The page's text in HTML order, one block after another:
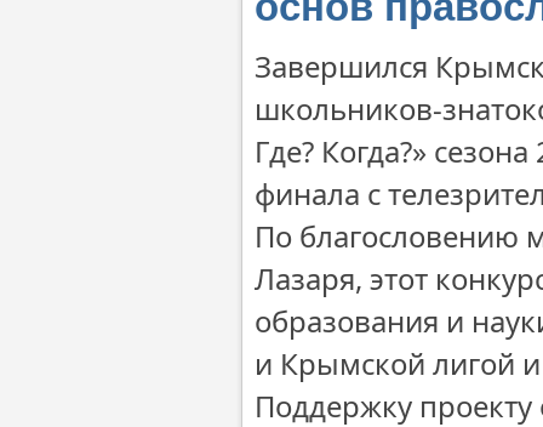
Завершился
школьников-
Где? Когда?»
финала с
По благословению
Лазаря, этот
образования и
и Крымской лигой
Поддержку